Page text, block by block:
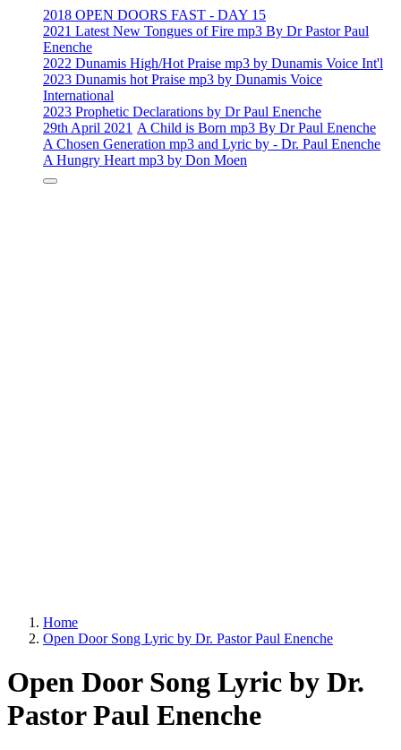
2018 OPEN DOORS FAST - DAY 15
2021 Latest New Tongues of Fire mp3 By Dr Pastor Paul
Enenche
2022 Dunamis High/Hot Praise mp3 by Dunamis Voice Int'l
2023 Dunamis hot Praise mp3 by Dunamis Voice
International
2023 Prophetic Declarations by Dr Paul Enenche
29th April 2021 A Child is Born mp3 By Dr Paul Enenche
A Chosen Generation mp3 and Lyric by - Dr. Paul Enenche
A Hungry Heart mp3 by Don Moen
Home
Open Door Song Lyric by Dr. Pastor Paul Enenche
Open Door Song Lyric by Dr.
Pastor Paul Enenche